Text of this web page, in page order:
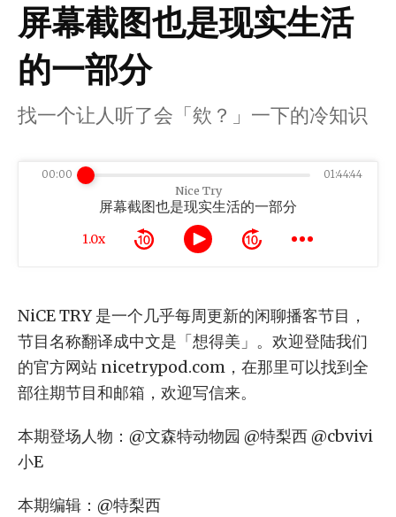
屏幕截图也是现实生活
的一部分
找一个让人听了会「欸？」一下的冷知识
Nice Try
屏幕截图也是现实生活的一部分
1.0x
00:00 01:44:44
NiCE TRY 是一个几乎每周更新的闲聊播客节目，
节目名称翻译成中文是「想得美」。欢迎登陆我们
的官方网站 nicetrypod.com，在那里可以找到全
部往期节目和邮箱，欢迎写信来。
本期登场人物：@文森特动物园 @特梨西 @cbvivi
小E
本期编辑：@特梨西